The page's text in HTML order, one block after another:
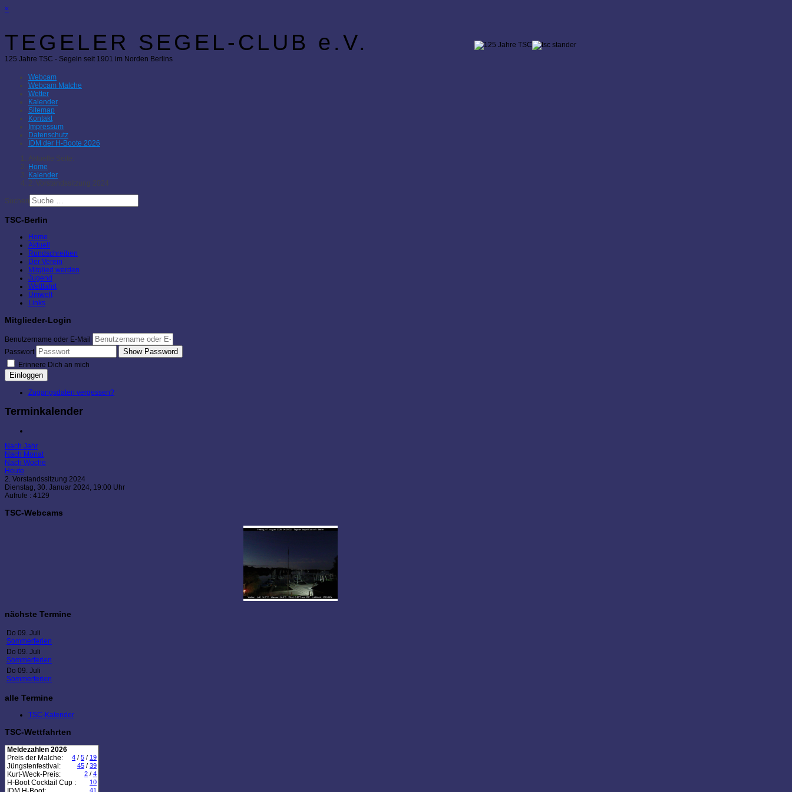
×
TEGELER SEGEL-CLUB e.V.
125 Jahre TSC - Segeln seit 1901 im Norden Berlins
Webcam
Webcam Malche
Wetter
Kalender
Sitemap
Kontakt
Impressum
Datenschutz
IDM der H-Boote 2026
Aktuelle Seite:
Home
Kalender
2. Vorstandssitzung 2024
Suchen
TSC-Berlin
Home
Aktuell
Rundschreiben
Der Verein
Mitglied werden
Jugend
Wettfahrt
Umwelt
Links
Mitglieder-Login
Benutzername oder E-Mail
Passwort
Show Password
Erinnere Dich an mich
Einloggen
Zugangsdaten vergessen?
Terminkalender
Nach Jahr
Nach Monat
Nach Woche
Heute
2. Vorstandssitzung 2024
Dienstag, 30. Januar 2024, 19:00 Uhr
Aufrufe : 4129
TSC-Webcams
nächste Termine
Do 09. Juli
Sommerferien
Do 09. Juli
Sommerferien
Do 09. Juli
Sommerferien
alle Termine
TSC-Kalender
TSC-Wettfahrten
Meldezahlen 2026
Preis der Malche:
4 / 5 / 19
Jüngstenfestival: 45 / 39
Kurt-Weck-Preis: 2 / 4
H-Boot Cocktail Cup : 10
41